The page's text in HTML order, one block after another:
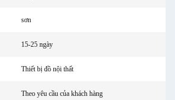
sơn
15-25 ngày
Thiết bị đồ nội thất
Theo yêu cầu của khách hàng